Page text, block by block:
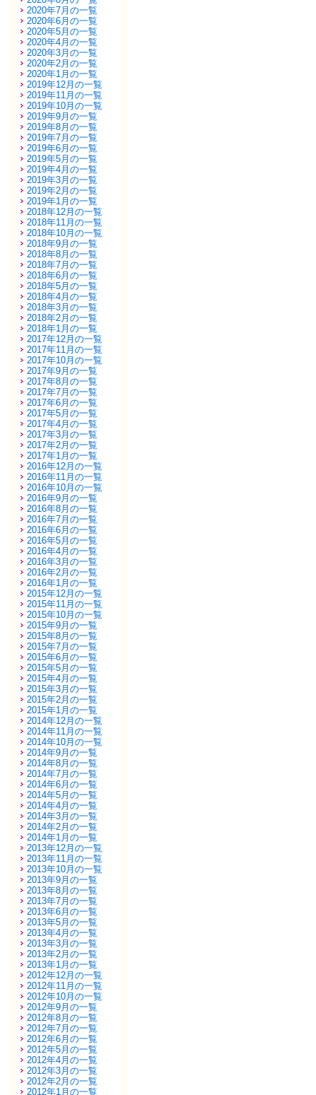
2020年7月の一覧
2020年6月の一覧
2020年5月の一覧
2020年4月の一覧
2020年3月の一覧
2020年2月の一覧
2020年1月の一覧
2019年12月の一覧
2019年11月の一覧
2019年10月の一覧
2019年9月の一覧
2019年8月の一覧
2019年7月の一覧
2019年6月の一覧
2019年5月の一覧
2019年4月の一覧
2019年3月の一覧
2019年2月の一覧
2019年1月の一覧
2018年12月の一覧
2018年11月の一覧
2018年10月の一覧
2018年9月の一覧
2018年8月の一覧
2018年7月の一覧
2018年6月の一覧
2018年5月の一覧
2018年4月の一覧
2018年3月の一覧
2018年2月の一覧
2018年1月の一覧
2017年12月の一覧
2017年11月の一覧
2017年10月の一覧
2017年9月の一覧
2017年8月の一覧
2017年7月の一覧
2017年6月の一覧
2017年5月の一覧
2017年4月の一覧
2017年3月の一覧
2017年2月の一覧
2017年1月の一覧
2016年12月の一覧
2016年11月の一覧
2016年10月の一覧
2016年9月の一覧
2016年8月の一覧
2016年7月の一覧
2016年6月の一覧
2016年5月の一覧
2016年4月の一覧
2016年3月の一覧
2016年2月の一覧
2016年1月の一覧
2015年12月の一覧
2015年11月の一覧
2015年10月の一覧
2015年9月の一覧
2015年8月の一覧
2015年7月の一覧
2015年6月の一覧
2015年5月の一覧
2015年4月の一覧
2015年3月の一覧
2015年2月の一覧
2015年1月の一覧
2014年12月の一覧
2014年11月の一覧
2014年10月の一覧
2014年9月の一覧
2014年8月の一覧
2014年7月の一覧
2014年6月の一覧
2014年5月の一覧
2014年4月の一覧
2014年3月の一覧
2014年2月の一覧
2014年1月の一覧
2013年12月の一覧
2013年11月の一覧
2013年10月の一覧
2013年9月の一覧
2013年8月の一覧
2013年7月の一覧
2013年6月の一覧
2013年5月の一覧
2013年4月の一覧
2013年3月の一覧
2013年2月の一覧
2013年1月の一覧
2012年12月の一覧
2012年11月の一覧
2012年10月の一覧
2012年9月の一覧
2012年8月の一覧
2012年7月の一覧
2012年6月の一覧
2012年5月の一覧
2012年4月の一覧
2012年3月の一覧
2012年2月の一覧
2012年1月の一覧